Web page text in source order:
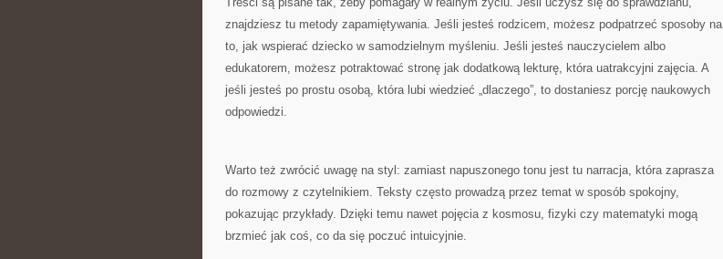
znajdziesz tu metody zapamiętywania. Jeśli jesteś rodzicem, możesz podpatrzeć sposoby na
to, jak wspierać dziecko w samodzielnym myśleniu. Jeśli jesteś nauczycielem albo
edukatorem, możesz potraktować stronę jak dodatkową lekturę, która uatrakcyjni zajęcia. A
jeśli jesteś po prostu osobą, która lubi wiedzieć „dlaczego”, to dostaniesz porcję naukowych
odpowiedzi.
Warto też zwrócić uwagę na styl: zamiast napuszonego tonu jest tu narracja, która zaprasza
do rozmowy z czytelnikiem. Teksty często prowadzą przez temat w sposób spokojny,
pokazując przykłady. Dzięki temu nawet pojęcia z kosmosu, fizyki czy matematyki mogą
brzmieć jak coś, co da się poczuć intuicyjnie.